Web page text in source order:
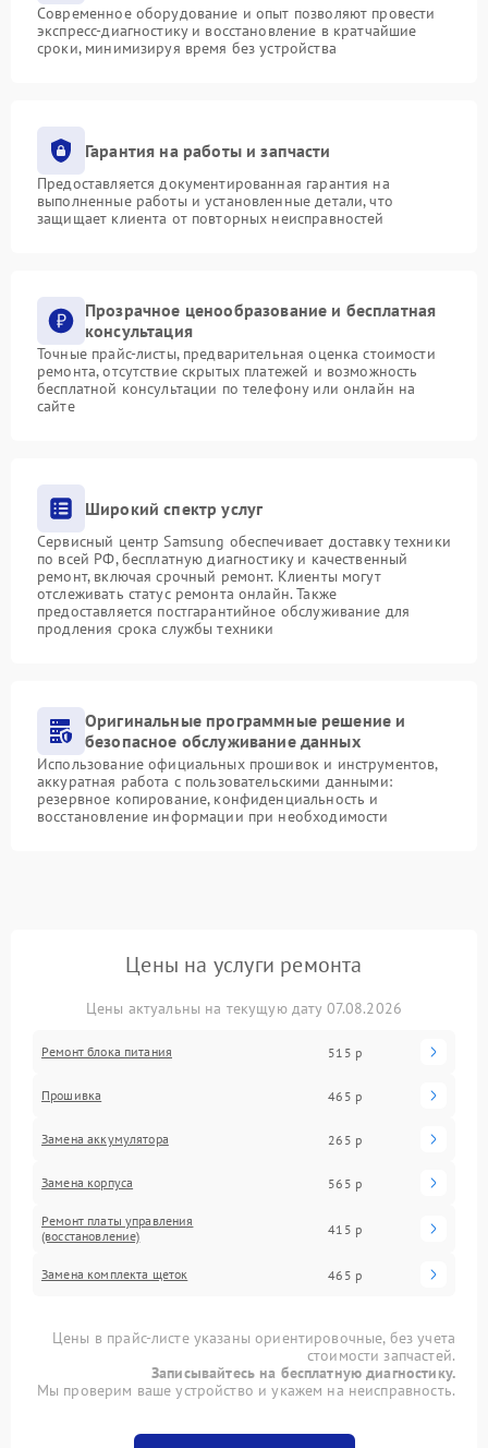
Современное оборудование и опыт позволяют провести
экспресс-диагностику и восстановление в кратчайшие
сроки, минимизируя время без устройства
Гарантия на работы и запчасти
Предоставляется документированная гарантия на
выполненные работы и установленные детали, что
защищает клиента от повторных неисправностей
Прозрачное ценообразование и бесплатная
консультация
Точные прайс-листы, предварительная оценка стоимости
ремонта, отсутствие скрытых платежей и возможность
бесплатной консультации по телефону или онлайн на
сайте
Широкий спектр услуг
Сервисный центр Samsung обеспечивает доставку техники
по всей РФ, бесплатную диагностику и качественный
ремонт, включая срочный ремонт. Клиенты могут
отслеживать статус ремонта онлайн. Также
предоставляется постгарантийное обслуживание для
продления срока службы техники
Оригинальные программные решение и
безопасное обслуживание данных
Использование официальных прошивок и инструментов,
аккуратная работа с пользовательскими данными:
резервное копирование, конфиденциальность и
восстановление информации при необходимости
Цены на услуги ремонта
Цены актуальны на текущую дату 07.08.2026
Ремонт блока питания 515 р
Прошивка 465 р
Замена аккумулятора 265 р
Замена корпуса 565 р
Ремонт платы управления
(восстановление)
415 р
Замена комплекта щеток 465 р
Цены в прайс-листе указаны ориентировочные, без учета
стоимости запчастей.
Записывайтесь на бесплатную диагностику.
Мы проверим ваше устройство и укажем на неисправность.